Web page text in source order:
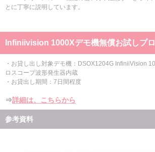
とに丁寧に説明しています。
Infiniivision 1000Xデモ機無償お試しプ
・お貸し出し対象デモ機：DSOX1204G InfiniiVision
ロスコープ波形発生器内蔵
・お貸出し期間：7日間程度
⇒詳細は、こちらから
参考資料